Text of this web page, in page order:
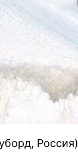
Россия)